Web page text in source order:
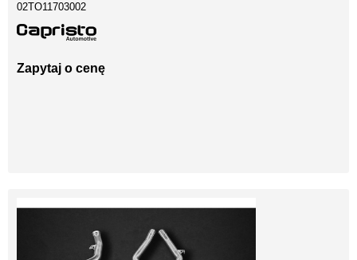
02TO11703002
Zapytaj o cenę